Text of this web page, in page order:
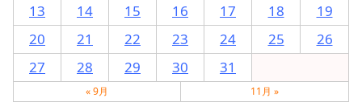
13
14 15 16 17 18
19
20
21 22 23 24 25
26
27
28 29 30 31
« 9月 11月 »